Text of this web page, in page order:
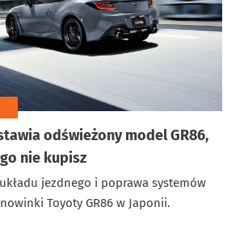
odświeżony model GR86,
nie kupisz
jezdnego i poprawa systemów
Toyoty GR86 w Japonii.